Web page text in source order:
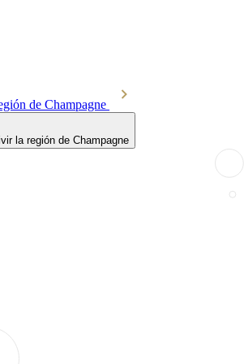
de Champagne
la región de Champagne